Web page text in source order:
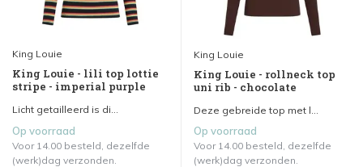
King Louie
King Louie - lili top lottie
stripe - imperial purple
Licht getailleerd is di...
Op voorraad
Voor 14.00 besteld, dezelfde
(werk)dag verzonden.
King Louie
King Louie - rollneck top
uni rib - chocolate
Deze gebreide top met l...
Op voorraad
Voor 14.00 besteld, dezelfde
(werk)dag verzonden.